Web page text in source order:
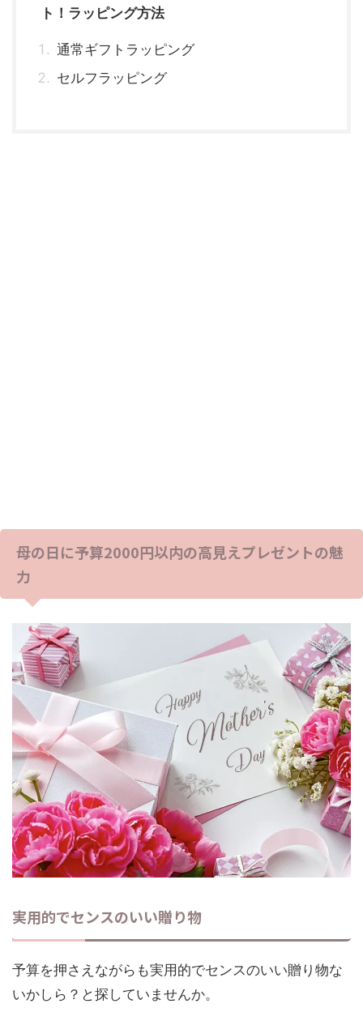
ト！ラッピング方法
通常ギフトラッピング
セルフラッピング
母の日に予算2000円以内の高見えプレゼントの魅
力
実用的でセンスのいい贈り物
予算を押さえながらも実用的でセンスのいい贈り物な
いかしら？と探していませんか。